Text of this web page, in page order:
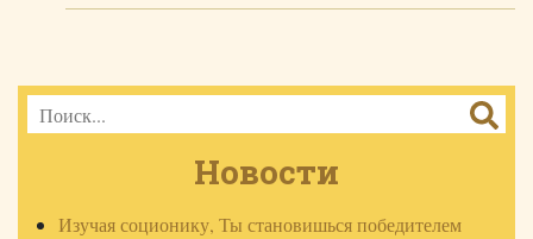
Новости
Изучая соционику, Ты становишься победителем